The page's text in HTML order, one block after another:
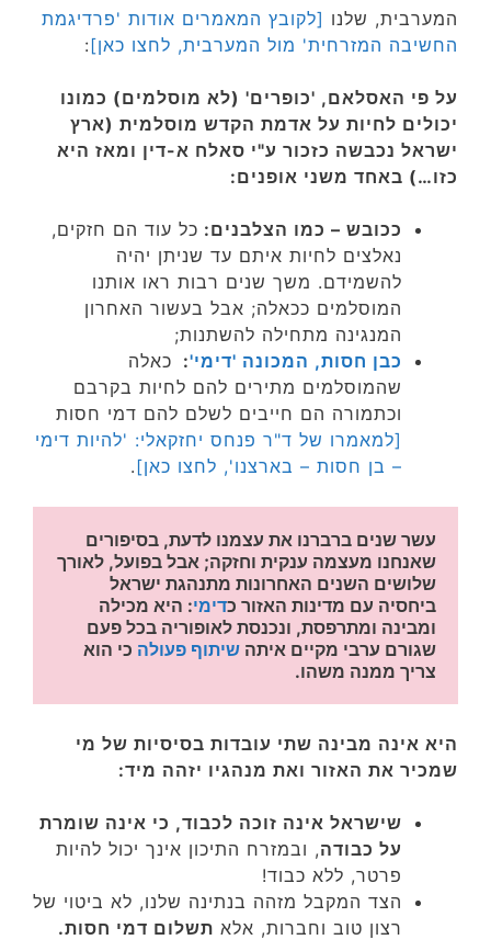
המערבית, שלנו [לקובץ המאמרים אודות 'פרדיגמת
החשיבה המזרחית' מול המערבית, לחצו כאן]:
על פי האסלאם, 'כופרים' (לא מוסלמים) כמונו
יכולים לחיות על אדמת הקדש מוסלמית (ארץ
ישראל נכבשה כזכור ע"י סאלח א-דין ומאז היא
כזו…) באחד משני אופנים:
ככובש – כמו הצלבנים: כל עוד הם חזקים,
נאלצים לחיות איתם עד שניתן יהיה
להשמידם. משך שנים רבות ראו אותנו
המוסלמים ככאלה; אבל בעשור האחרון
המנגינה מתחילה להשתנות;
כבן חסות, המכונה 'דימי': כאלה
שהמוסלמים מתירים להם לחיות בקרבם
וכתמורה הם חייבים לשלם להם דמי חסות
[למאמרו של ד"ר פנחס יחזקאלי: 'להיות דימי
– בן חסות – בארצנו', לחצו כאן].
ביחסיה עם מדינות האזור כדימי
שגורם ערבי מקיים איתה שיתוף פעולה
צריך ממנה משהו.
היא אינה מבינה שתי עובדות בסיסיות של מי
שמכיר את האזור ואת מנהגיו יזהה מיד:
שישראל אינה זוכה לכבוד, כי אינה שומרת
על כבודה, ובמזרח התיכון אינך יכול להיות
פרטר, ללא כבוד!
הצד המקבל מזהה בנתינה שלנו, לא ביטוי של
רצון טוב וחברות, אלא תשלום דמי חסות.